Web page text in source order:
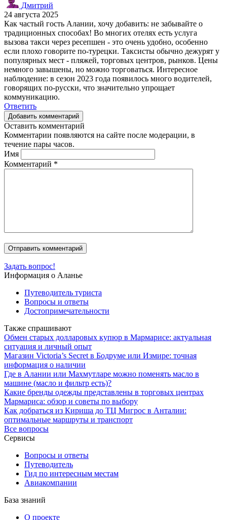
Дмитрий
24 августа 2025
Как частый гость Алании, хочу добавить: не забывайте о
традиционных способах! Во многих отелях есть услуга
вызова такси через ресепшен - это очень удобно, особенно
если плохо говорите по-турецки. Таксисты обычно дежурят у
популярных мест - пляжей, торговых центров, рынков. Цены
немного завышены, но можно торговаться. Интересное
наблюдение: в сезон 2023 года появилось много водителей,
говорящих по-русски, что значительно упрощает
коммуникацию.
Ответить
Добавить комментарий
Оставить комментарий
Комментарии появляются на сайте после модерации, в
течение пары часов.
Имя
Комментарий *
Задать вопрос!
Информация о Аланье
Путеводитель туриста
Вопросы и ответы
Достопримечательности
Также спрашивают
Обмен старых долларовых купюр в Мармарисе: актуальная
ситуация и личный опыт
Магазин Victoria’s Secret в Бодруме или Измире: точная
информация о наличии
Где в Алании или Махмутларе можно поменять масло в
машине (масло и фильтр есть)?
Какие бренды одежды представлены в торговых центрах
Мармариса: обзор и советы по выбору
Как добраться из Кириша до ТЦ Мигрос в Анталии:
оптимальные маршруты и транспорт
Все вопросы
Сервисы
Вопросы и ответы
Путеводитель
Гид по интересным местам
Авиакомпании
База знаний
О проекте